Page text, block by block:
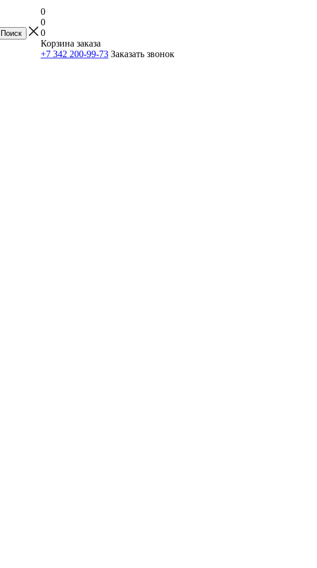
0
0
0
Корзина заказа
+7 342 200-99-73 Заказать звонок